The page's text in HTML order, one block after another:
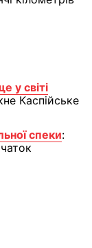
у світі
Каспійське
спеки:
у Messenger
у LinkedIn
news
у LinkedIn